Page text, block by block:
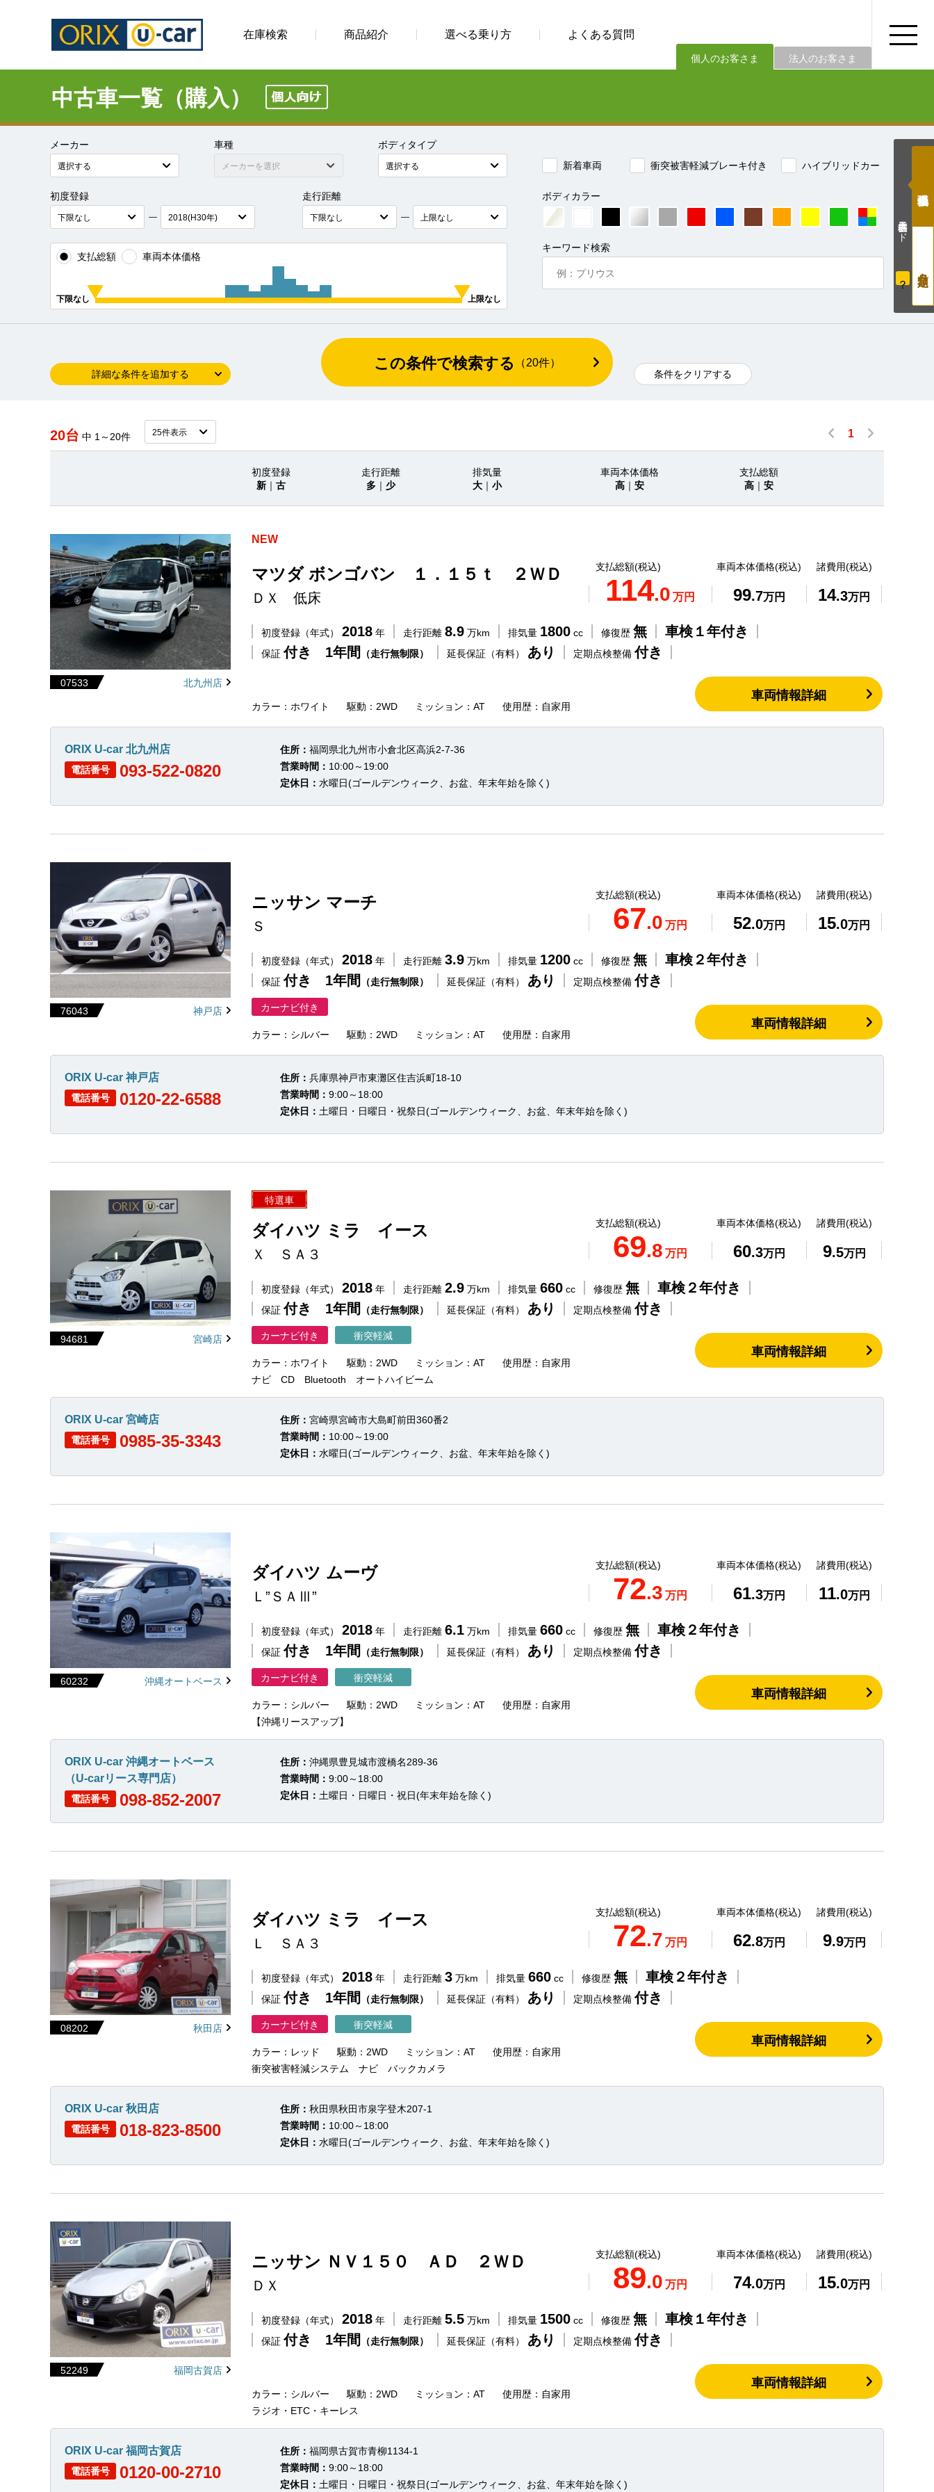
在庫検索 商品紹介 選べる乗り方 よくある質問
個人のお客さま 法人のお客さま
中古車一覧（購入）
メーカー 車種
ボディタイプ
新着車両
衝突被害軽減ブレーキ付き ハイブリッドカー
初度登録
―
走行距離
―
ボディカラー
支払総額 車両本体価格
下限なし 上限なし
キーワード検索
詳細な条件を追加する
この条件で検索する （20件）
条件をクリアする
20台 中 1～20件 1
初度登録
新 ｜ 古
走行距離
多 ｜ 少
排気量
大 ｜ 小
車両本体価格
高 ｜ 安
支払総額
高 ｜ 安
07533 北九州店
NEW
マツダ ボンゴバン １．１５ｔ ２ＷＤ
ＤＸ 低床
支払総額(税込)
114.0 万円
車両本体価格(税込)
99.7万円
諸費用(税込)
14.3万円
初度登録（年式） 2018 年 走行距離 8.9 万km 排気量 1800 cc 修復歴 無 車検１年付き
保証付き 1年間 （走行無制限） 延長保証（有料） あり 定期点検整備付き
カラー：ホワイト 駆動：2WD ミッション：AT 使用歴：自家用
車両情報詳細
ORIX U-car 北九州店
電話番号 093-522-0820
住所： 福岡県北九州市小倉北区高浜2-7-36
営業時間： 10:00～19:00
定休日： 水曜日(ゴールデンウィーク、お盆、年末年始を除く)
76043 神戸店
ニッサン マーチ
Ｓ
支払総額(税込)
67.0 万円
車両本体価格(税込)
52.0万円
諸費用(税込)
15.0万円
初度登録（年式） 2018 年 走行距離 3.9 万km 排気量 1200 cc 修復歴 無 車検２年付き
保証付き 1年間 （走行無制限） 延長保証（有料） あり 定期点検整備付き
カーナビ付き
カラー：シルバー 駆動：2WD ミッション：AT 使用歴：自家用
車両情報詳細
ORIX U-car 神戸店
電話番号 0120-22-6588
住所： 兵庫県神戸市東灘区住吉浜町18-10
営業時間： 9:00～18:00
定休日： 土曜日・日曜日・祝祭日(ゴールデンウィーク、お盆、年末年始を除く)
94681 宮崎店
特選車
ダイハツ ミラ イース
Ｘ ＳＡ３
支払総額(税込)
69.8 万円
車両本体価格(税込)
60.3万円
諸費用(税込)
9.5万円
初度登録（年式） 2018 年 走行距離 2.9 万km 排気量 660 cc 修復歴 無 車検２年付き
保証付き 1年間 （走行無制限） 延長保証（有料） あり 定期点検整備付き
カーナビ付き 衝突軽減
カラー：ホワイト 駆動：2WD ミッション：AT
使用歴：自家用
ナビ CD Bluetooth オートハイビーム
車両情報詳細
ORIX U-car 宮崎店
電話番号 0985-35-3343
住所： 宮崎県宮崎市大島町前田360番2
営業時間： 10:00～19:00
定休日： 水曜日(ゴールデンウィーク、お盆、年末年始を除く)
60232 沖縄オートベース
ダイハツ ムーヴ
Ｌ”ＳＡⅢ”
支払総額(税込)
72.3 万円
車両本体価格(税込)
61.3万円
諸費用(税込)
11.0万円
初度登録（年式） 2018 年 走行距離 6.1 万km 排気量 660 cc 修復歴 無 車検２年付き
保証付き 1年間 （走行無制限） 延長保証（有料） あり 定期点検整備付き
カーナビ付き 衝突軽減
カラー：シルバー 駆動：2WD ミッション：AT
使用歴：自家用
【沖縄リースアップ】
車両情報詳細
ORIX U-car 沖縄オートベース
（U-carリース専門店）
電話番号 098-852-2007
住所： 沖縄県豊見城市渡橋名289-36
営業時間： 9:00～18:00
定休日： 土曜日・日曜日・祝日(年末年始を除く)
08202 秋田店
ダイハツ ミラ イース
Ｌ ＳＡ３
支払総額(税込)
72.7 万円
車両本体価格(税込)
62.8万円
諸費用(税込)
9.9万円
初度登録（年式） 2018 年 走行距離 3 万km 排気量 660 cc 修復歴 無 車検２年付き
保証付き 1年間 （走行無制限） 延長保証（有料） あり 定期点検整備付き
カーナビ付き 衝突軽減
カラー：レッド 駆動：2WD ミッション：AT
使用歴：自家用
衝突被害軽減システム ナビ バックカメラ
車両情報詳細
ORIX U-car 秋田店
電話番号 018-823-8500
住所： 秋田県秋田市泉字登木207-1
営業時間： 10:00～18:00
定休日： 水曜日(ゴールデンウィーク、お盆、年末年始を除く)
52249 福岡古賀店
ニッサン ＮＶ１５０ ＡＤ ２ＷＤ
ＤＸ
支払総額(税込)
89.0 万円
車両本体価格(税込)
74.0万円
諸費用(税込)
15.0万円
初度登録（年式） 2018 年 走行距離 5.5 万km 排気量 1500 cc 修復歴 無 車検１年付き
保証付き 1年間 （走行無制限） 延長保証（有料） あり 定期点検整備付き
カラー：シルバー 駆動：2WD ミッション：AT
使用歴：自家用
ラジオ・ETC・キーレス
車両情報詳細
ORIX U-car 福岡古賀店
電話番号 0120-00-2710
住所： 福岡県古賀市青柳1134-1
営業時間： 9:00～18:00
定休日： 土曜日・日曜日・祝祭日(ゴールデンウィーク、お盆、年末年始を除く)
価格表示モード
？